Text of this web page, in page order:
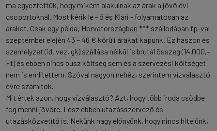
ma egyeztettük, hogy miként alakulnak az árak a jövő évi
csoportoknál. Most kérik le - ő és Klári - folyamatosan az
árakat. Csak egy példa; Horvátországban *** szállodában fp-val
szeptember elején 43 – 46 € körüli árakat kapunk. Ez haszon és
személyzet (id. vez, gk) szállása nélkül is brutál összeg (14.000,-
Ft) és ebben nincs busz költség sem és a szervezési költséget
nem is említettem. Szóval nagyon nehéz, szerintem vízválasztó
évre számítok.
Mit értek azon, hogy vízválasztó? Azt, hogy több iroda csődbe
fog menni jövőre. Lesz ebben utazásszervező és
utazásközvetítő is. Nekünk nagy előnyünk, hogy nincs hitelünk,